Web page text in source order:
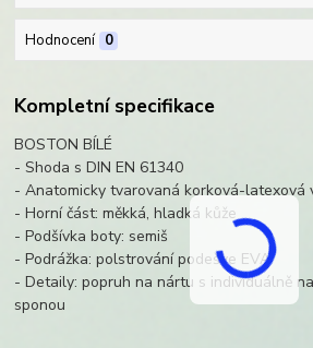
Hodnocení 0
Kompletní specifikace
BOSTON BÍLÉ
- Shoda s DIN EN 61340
- Anatomicky tvarovaná korková-latexová
- Horní část: měkká, hladká kůže
- Podšívka boty: semiš
- Podrážka: polstrování podešve EVA
- Detaily: popruh na nártu s individuálně
sponou